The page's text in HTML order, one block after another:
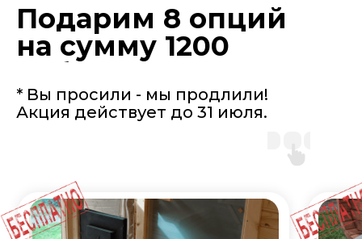
Подарим 8 опций
на сумму 1200
руб.
* Вы просили - мы продлили!
Акция действует до 31 июля.